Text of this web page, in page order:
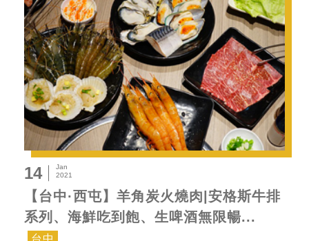
14
Jan
2021
【台中·西屯】羊角炭火燒肉|安格斯牛排
系列、海鮮吃到飽、生啤酒無限暢...
台中